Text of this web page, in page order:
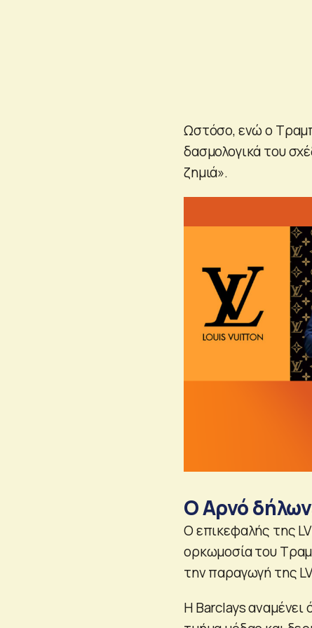
Ωστόσο, ενώ ο
δασμολογικά του
ζημιά».
Ο Αρνό
Ο επικεφαλής της
ορκωμοσία του
την παραγωγή της
Η Barclays αναμένει